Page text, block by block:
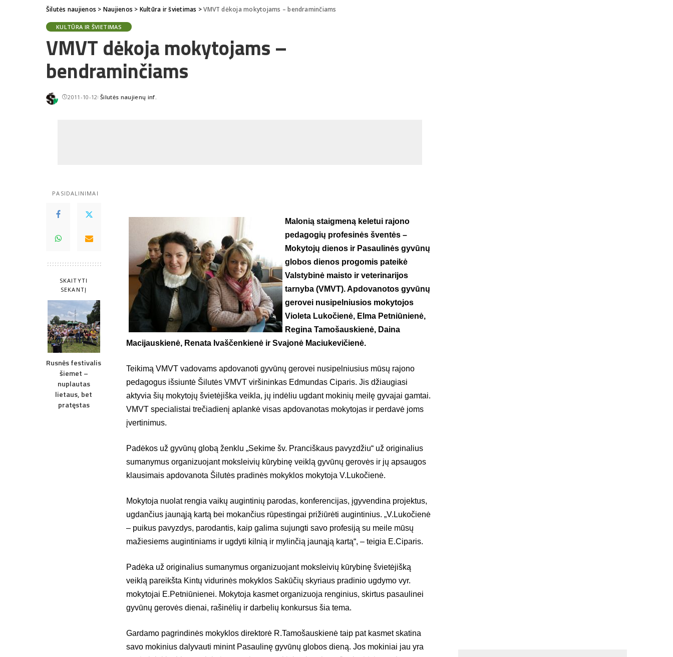
Šilutės naujienos > Naujienos > Kultūra ir švietimas >VMVT dėkoja mokytojams – bendraminčiams
KULTŪRA IR ŠVIETIMAS
VMVT dėkoja mokytojams –
bendraminčiams
2011-10-12Posted
Šilutės naujienų inf.
PASIDALINIMAI
SKAITYTI
SEKANTĮ
Rusnės festivalis
šiemet –
nuplautas
lietaus, bet
pratęstas
Malonią staigmeną keletui rajono
pedagogių profesinės šventės –
Mokytojų dienos ir Pasaulinės gyvūnų
globos dienos progomis pateikė
Valstybinė maisto ir veterinarijos
tarnyba (VMVT). Apdovanotos gyvūnų
gerovei nusipelniusios mokytojos
Violeta Lukočienė, Elma Petniūnienė,
Regina Tamošauskienė, Daina
Macijauskienė, Renata Ivaščenkienė ir Svajonė Maciukevičienė.
Teikimą VMVT vadovams apdovanoti gyvūnų gerovei nusipelniusius mūsų rajono
pedagogus išsiuntė Šilutės VMVT viršininkas Edmundas Ciparis. Jis džiaugiasi
aktyvia šių mokytojų švietėjiška veikla, jų indėliu ugdant mokinių meilę gyvajai gamtai.
VMVT specialistai trečiadienį aplankė visas apdovanotas mokytojas ir perdavė joms
įvertinimus.
Padėkos už gyvūnų globą ženklu „Sekime šv. Pranciškaus pavyzdžiu“ už originalius
sumanymus organizuojant moksleivių kūrybinę veiklą gyvūnų gerovės ir jų apsaugos
klausimais apdovanota Šilutės pradinės mokyklos mokytoja V.Lukočienė.
Mokytoja nuolat rengia vaikų augintinių parodas, konferencijas, įgyvendina projektus,
ugdančius jaunąją kartą bei mokančius rūpestingai prižiūrėti augintinius. „V.Lukočienė
– puikus pavyzdys, parodantis, kaip galima sujungti savo profesiją su meile mūsų
mažiesiems augintiniams ir ugdyti kilnią ir mylinčią jaunąją kartą“, – teigia E.Ciparis.
Padėka už originalius sumanymus organizuojant moksleivių kūrybinę švietėjišką
veiklą pareikšta Kintų vidurinės mokyklos Sakūčių skyriaus pradinio ugdymo vyr.
mokytojai E.Petniūnienei. Mokytoja kasmet organizuoja renginius, skirtus pasaulinei
gyvūnų gerovės dienai, rašinėlių ir darbelių konkursus šia tema.
Gardamo pagrindinės mokyklos direktorė R.Tamošauskienė taip pat kasmet skatina
savo mokinius dalyvauti minint Pasaulinę gyvūnų globos dieną. Jos mokiniai jau yra